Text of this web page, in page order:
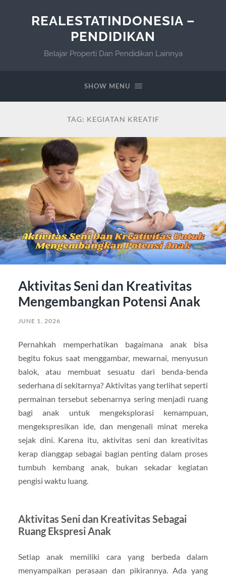
REALESTATINDONESIA –
PENDIDIKAN
Belajar Properti Dan Pendidikan Lainnya
SHOW MENU
TAG: KEGIATAN KREATIF
Aktivitas Seni dan Kreativitas
Mengembangkan Potensi Anak
JUNE 1, 2026
Pernahkah memperhatikan bagaimana anak bisa
begitu fokus saat menggambar, mewarnai, menyusun
balok, atau membuat sesuatu dari benda-benda
sederhana di sekitarnya? Aktivitas yang terlihat seperti
permainan tersebut sebenarnya sering menjadi ruang
bagi anak untuk mengeksplorasi kemampuan,
mengekspresikan ide, dan mengenali minat mereka
sejak dini. Karena itu, aktivitas seni dan kreativitas
kerap dianggap sebagai bagian penting dalam proses
tumbuh kembang anak, bukan sekadar kegiatan
pengisi waktu luang.
Aktivitas Seni dan Kreativitas Sebagai
Ruang Ekspresi Anak
Setiap anak memiliki cara yang berbeda dalam
menyampaikan perasaan dan pikirannya. Ada yang